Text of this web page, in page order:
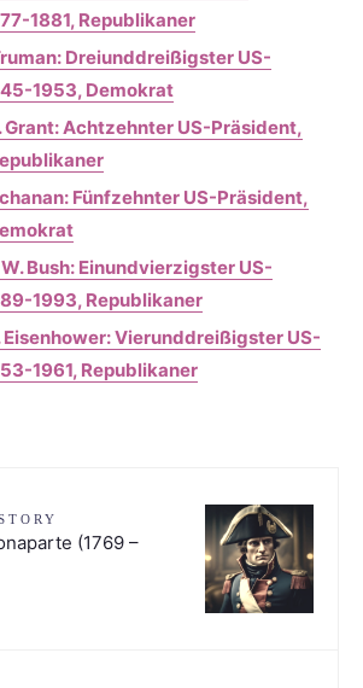
1881, Republikaner
Dreiunddreißigster US-
1953, Demokrat
Grant: Achtzehnter US-Präsident,
Fünfzehnter US-Präsident,
W. Bush: Einundvierzigster US-
1993, Republikaner
Eisenhower: Vierunddreißigster US-
1961, Republikaner
(1769 –